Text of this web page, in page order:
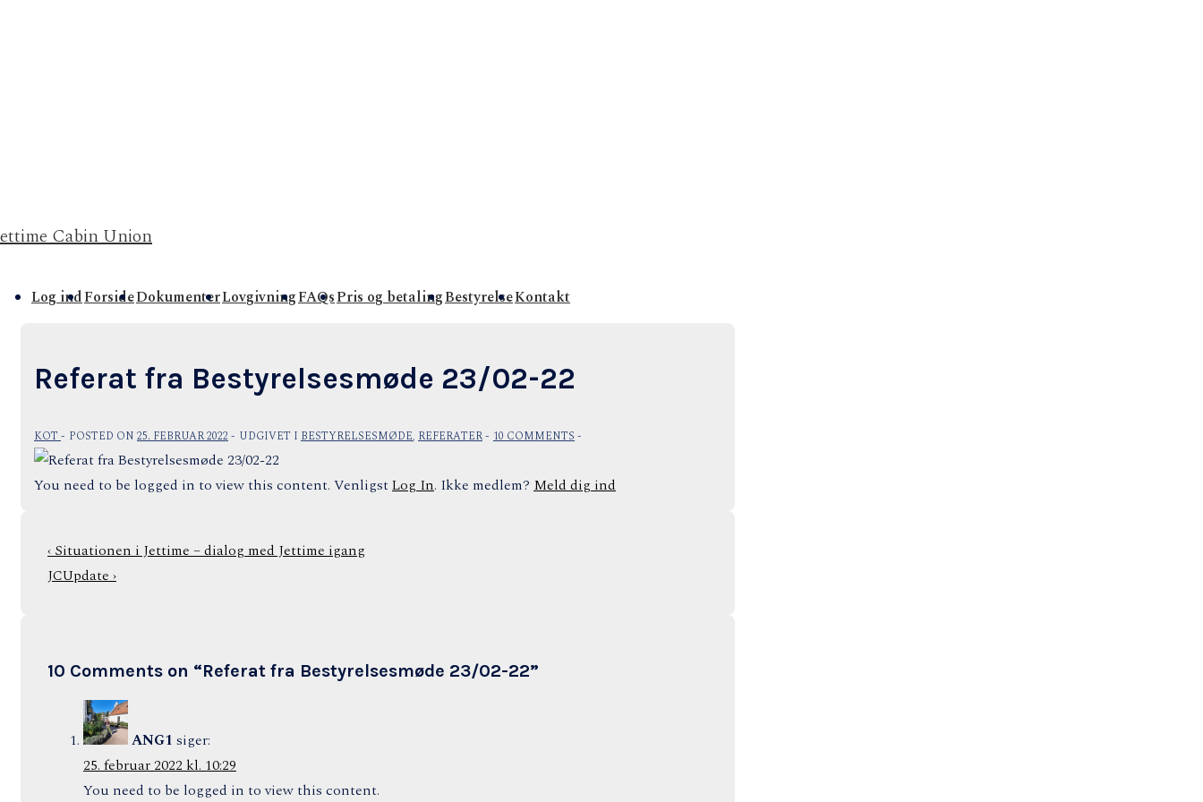
Cabin Union
Log indForsideDokumenterLovgivningFAQsPris og betalingBestyrelseKontakt
Referat fra Bestyrelsesmøde 23/02-22
KOT POSTED ON 25. FEBRUAR 2022 UDGIVET I BESTYRELSESMØDE, REFERATER 10 COMMENTS
You need to be logged in to view this content. Venligst Log In. Ikke medlem? Meld dig ind
Indlægsnavigation
Previous
Post
‹ Situationen i Jettime – dialog med Jettime igang
Next
JCUpdate ›
10 Comments on “Referat fra Bestyrelsesmøde 23/02-22”
ANG1 siger:
25. februar 2022 kl. 10:29
You need to be logged in to view this content.